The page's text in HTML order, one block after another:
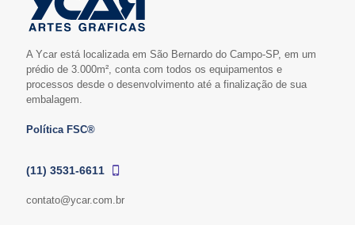
A Ycar está localizada em São Bernardo do Campo-SP, em um
prédio de 3.000m², conta com todos os equipamentos e
processos desde o desenvolvimento até a finalização de sua
embalagem.
Política FSC®
(11) 3531-6611
contato@ycar.com.br